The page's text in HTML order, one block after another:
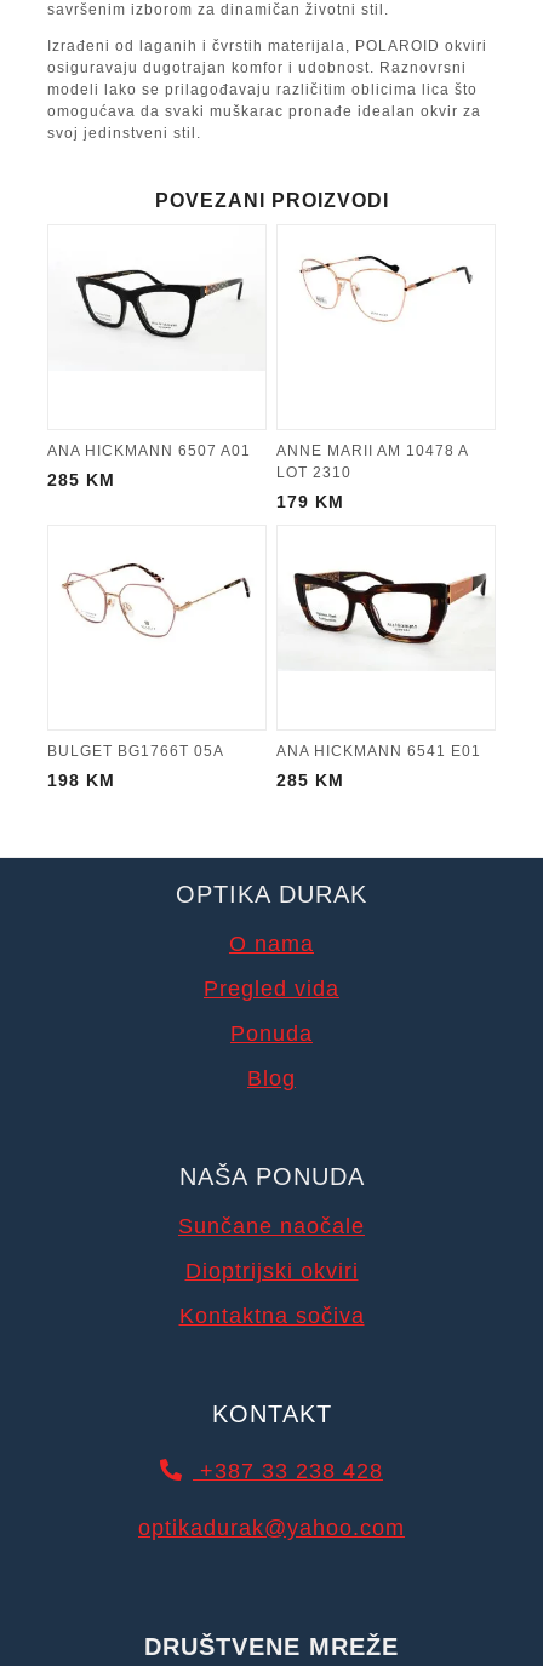
savršenim izborom za dinamičan životni stil.
Izrađeni od laganih i čvrstih materijala, POLAROID okviri
osiguravaju dugotrajan komfor i udobnost. Raznovrsni
modeli lako se prilagođavaju različitim oblicima lica što
omogućava da svaki muškarac pronađe idealan okvir za
svoj jedinstveni stil.
POVEZANI PROIZVODI
ANA HICKMANN 6507 A01
285 KM
ANNE MARII AM 10478 A
LOT 2310
179 KM
BULGET BG1766T 05A
198 KM
ANA HICKMANN 6541 E01
285 KM
OPTIKA DURAK
O nama
Pregled vida
Ponuda
Blog
NAŠA PONUDA
Sunčane naočale
Dioptrijski okviri
Kontaktna sočiva
KONTAKT
+387 33 238 428
optikadurak@yahoo.com
DRUŠTVENE MREŽE